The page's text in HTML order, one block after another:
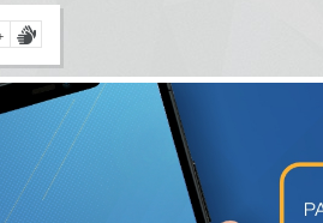
Por favor, aguarde...